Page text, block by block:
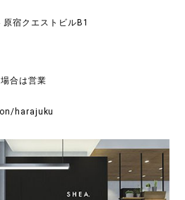
宿クエストビルB1
合は営業
harajuku